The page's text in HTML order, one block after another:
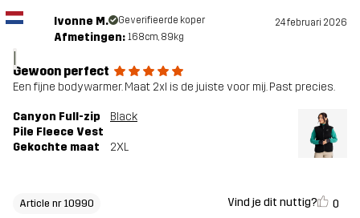
I
Ivonne M. Geverifieerde koper 24 februari 2026
Afmetingen: 168cm, 89kg
Gewoon perfect
Een fijne bodywarmer. Maat 2xl is de juiste voor mij. Past precies.
Canyon Full-zip
Pile Fleece Vest
Black
Gekochte maat 2XL
Article nr 10990 Vind je dit nuttig? 0